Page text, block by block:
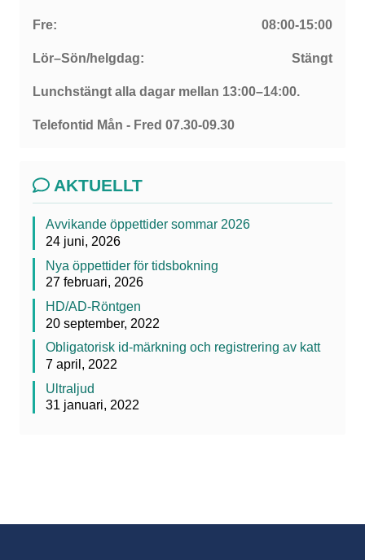
Fre: 08:00-15:00
Lör–Sön/helgdag: Stängt
Lunchstängt alla dagar mellan 13:00–14:00.
Telefontid Mån - Fred 07.30-09.30
AKTUELLT
Avvikande öppettider sommar 2026
24 juni, 2026
Nya öppettider för tidsbokning
27 februari, 2026
HD/AD-Röntgen
20 september, 2022
Obligatorisk id-märkning och registrering av katt
7 april, 2022
Ultraljud
31 januari, 2022